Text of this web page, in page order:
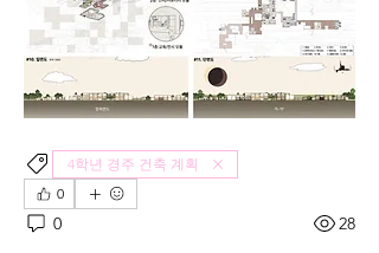
4학년 경주 건축 계획
0
0 28